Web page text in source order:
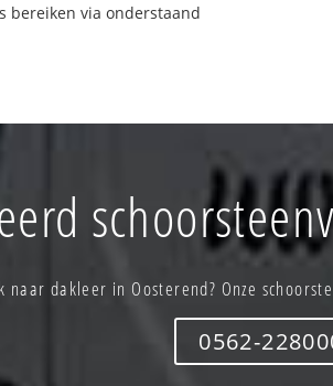
bereiken via onderstaand
naar dakleer in Oosterend? Onze
0562-